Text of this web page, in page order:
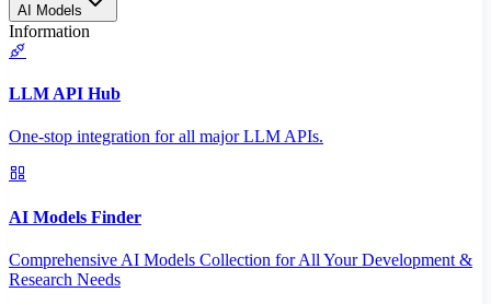
AI Models
Information
LLM API Hub
One-stop integration for all major LLM APIs.
AI Models Finder
Comprehensive AI Models Collection for All Your Development &
Research Needs